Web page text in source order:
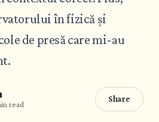
în fizică și
de presă care mi-au
read
Share